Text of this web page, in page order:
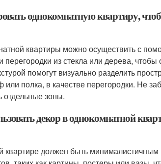
однокомнатную квартиру,
квартиры можно осуществить с
из стекла или дерева,
помогут визуально разделить
или полка, в качестве перегородки. Не
отдельные зоны.
декор в однокомнатной
квартире должен быть